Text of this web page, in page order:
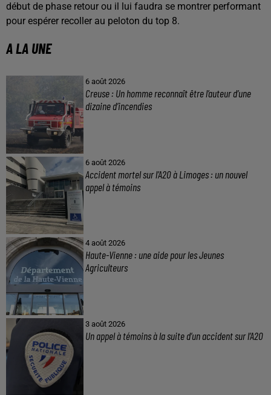
début de phase retour ou il lui faudra se montrer performant
pour espérer recoller au peloton du top 8.
A LA UNE
6 août 2026
Creuse : Un homme reconnaît être l’auteur d’une
dizaine d’incendies
6 août 2026
Accident mortel sur l’A20 à Limoges : un nouvel
appel à témoins
4 août 2026
Haute-Vienne : une aide pour les Jeunes
Agriculteurs
3 août 2026
Un appel à témoins à la suite d’un accident sur l’A20